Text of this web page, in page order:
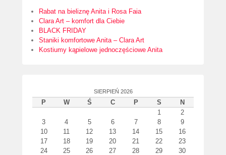
Rabat na bieliznę Anita i Rosa Faia
Clara Art – komfort dla Ciebie
BLACK FRIDAY
Staniki komfortowe Anita – Clara Art
Kostiumy kąpielowe jednoczęściowe Anita
SIERPIEŃ 2026
P W Ś C P S
N
1
2
3
4 5 6 7 8
9
10
11 12 13 14 15
16
17
18 19 20 21 22
23
24
25 26 27 28 29
30